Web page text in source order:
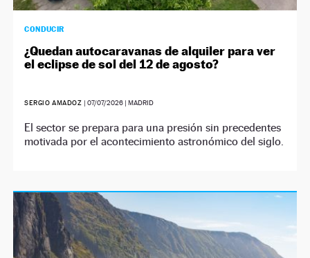
CONDUCIR
¿Quedan autocaravanas de alquiler para ver
el eclipse de sol del 12 de agosto?
SERGIO AMADOZ | 07/07/2026| MADRID
El sector se prepara para una presión sin precedentes
motivada por el acontecimiento astronómico del siglo.